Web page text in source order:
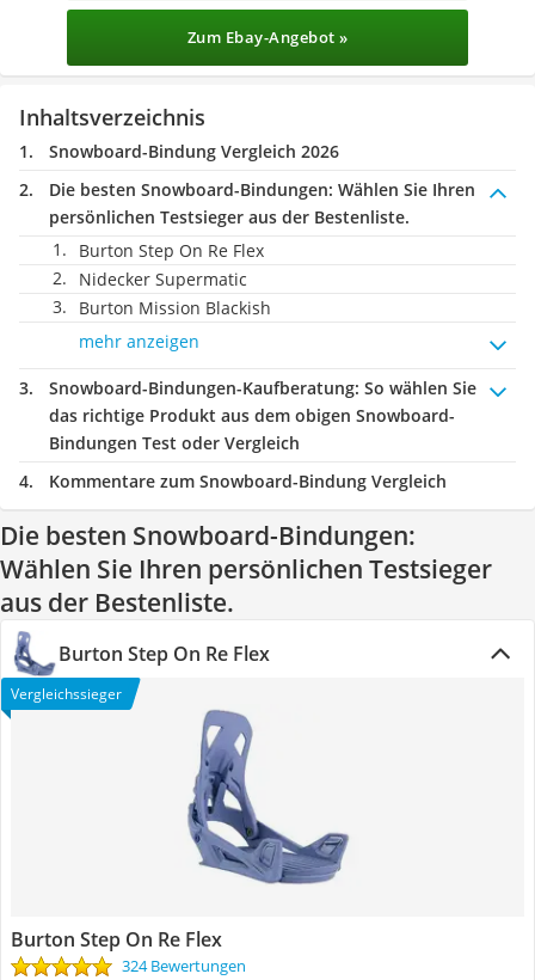
Zum Ebay-Angebot »
Inhaltsverzeichnis
Snowboard-Bindung Vergleich 2026
Die besten Snowboard-Bindungen: Wählen Sie Ihren
persönlichen Testsieger aus der Bestenliste.
Burton Step On Re Flex
Nidecker Supermatic
Burton Mission Blackish
mehr anzeigen
Snowboard-Bindungen-Kaufberatung: So wählen Sie
das richtige Produkt aus dem obigen Snowboard-
Bindungen Test oder Vergleich
Kommentare zum Snowboard-Bindung Vergleich
Die besten Snowboard-Bindungen:
Wählen Sie Ihren persönlichen Testsieger
aus der Bestenliste.
Burton Step On Re Flex
Vergleichssieger
Burton Step On Re Flex
324 Bewertungen